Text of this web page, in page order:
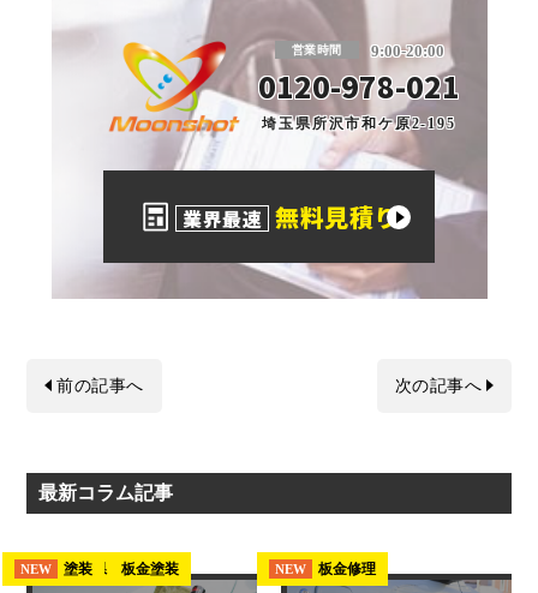
営業時間 9:00-20:00
0120-978-021
埼玉県所沢市和ケ原2-195
業界最速 無料見積り
前の記事へ 次の記事へ
最新コラム記事
NEW 埼玉県 板金塗装
NEW 塗装 NEW 板金修理